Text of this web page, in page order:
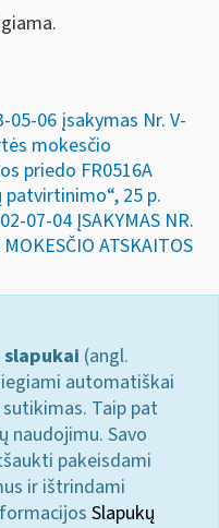
05-06 įsakymas Nr. V-
mokesčio
priedo FR0516A
25 p.
07-04 ĮSAKYMAS NR.
ATSKAITOS
(angl.
automatiškai
Taip pat
naudojimu. Savo
pakeisdami
ir ištrindami
Slapukų